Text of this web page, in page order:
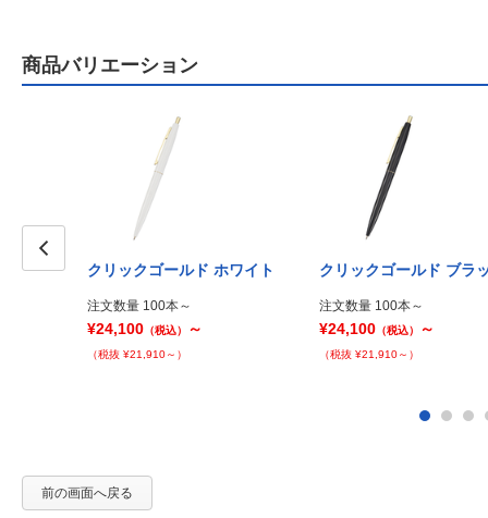
商品バリエーション
クリックゴールド ホワイト
注文数量 100本～
¥24,100 （税込） ～
（税抜 ¥21,910～）
クリックゴールド ブラ
注文数量 100本～
¥24,100 （税込） ～
（税抜 ¥21,910～）
前の画面へ戻る